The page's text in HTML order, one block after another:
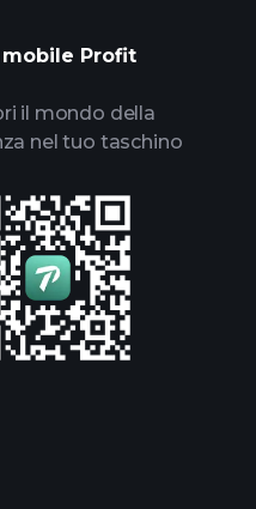
portafolios de
mobile Profit
il mondo della
nel tuo taschino